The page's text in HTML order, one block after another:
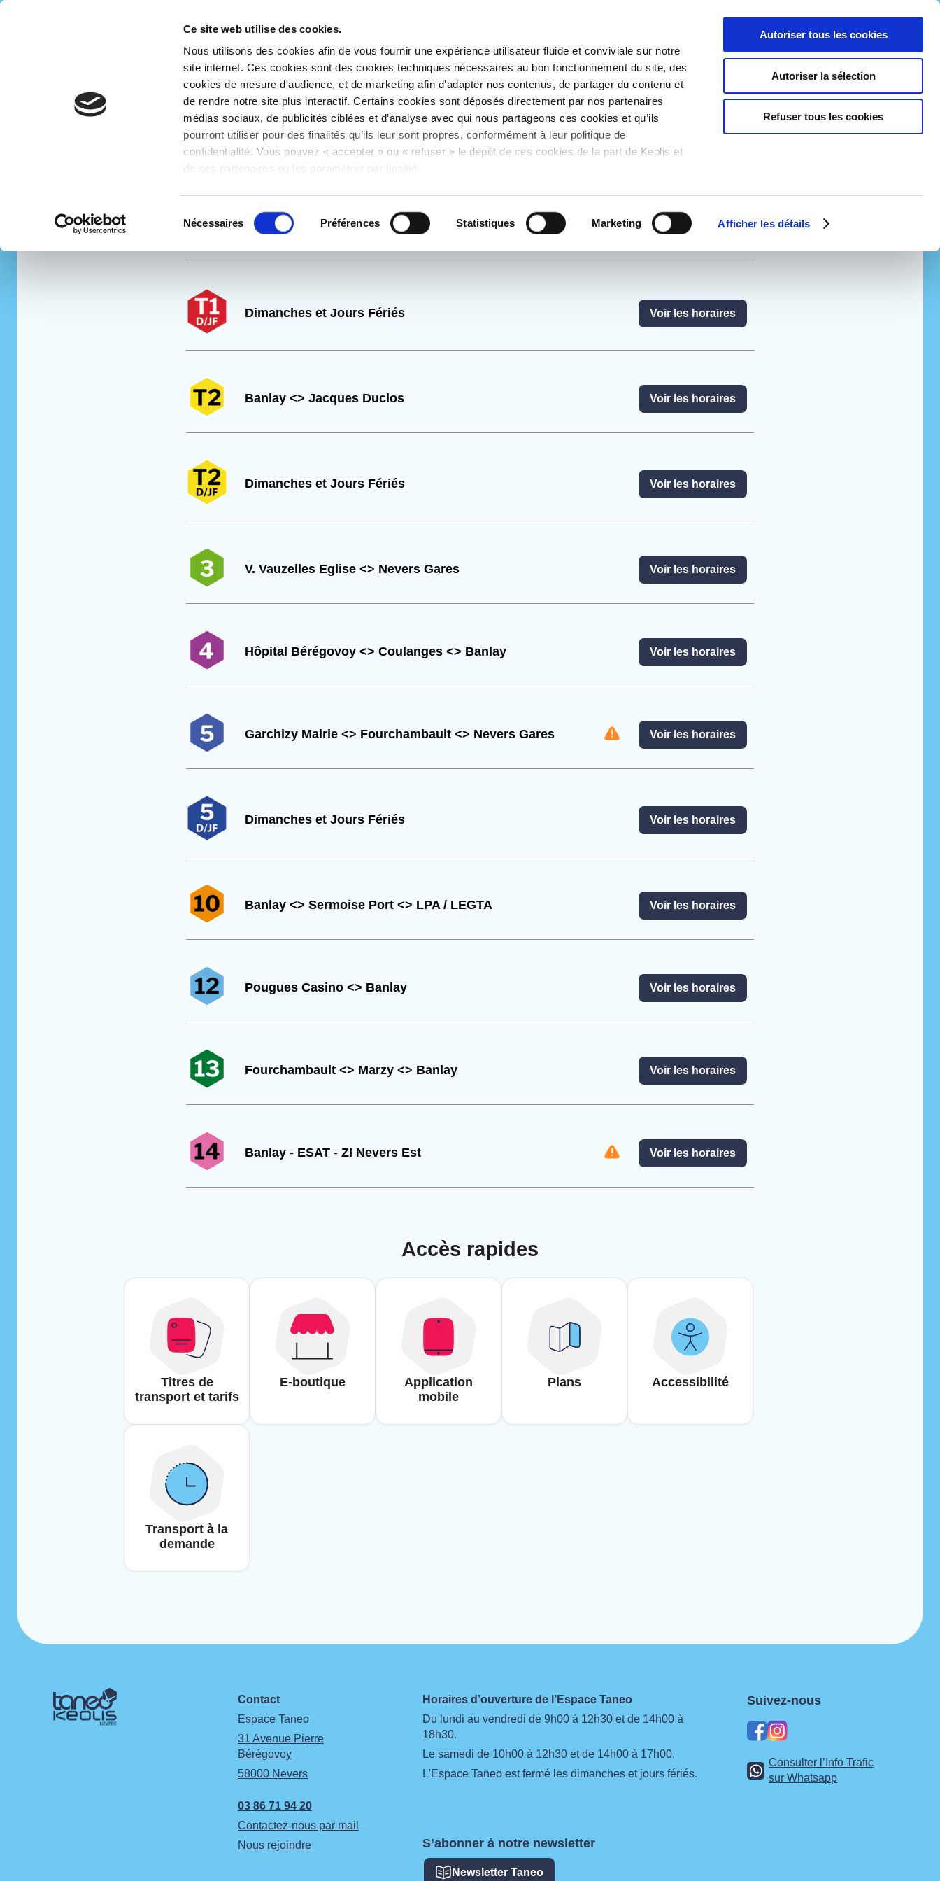
Ce site web utilise des cookies.
Nous utilisons des cookies afin de vous fournir une expérience utilisateur fluide et conviviale sur notre
site internet. Ces cookies sont des cookies techniques nécessaires au bon fonctionnement du site, des
cookies de mesure d'audience, et de marketing afin d’adapter nos contenus, de partager du contenu et
de rendre notre site plus interactif. Certains cookies sont déposés directement par nos partenaires
médias sociaux, de publicités ciblées et d’analyse avec qui nous partageons ces cookies et qu’ils
pourront utiliser pour des finalités qu’ils leur sont propres, conformément à leur politique de
confidentialité. Vous pouvez « accepter » ou « refuser » le dépôt de ces cookies de la part de Keolis et
de ses partenaires ou les paramétrer par finalité.
du
Nécessaires Préférences Statistiques Marketing Afficher les détails
Autoriser tous les cookies
Autoriser la sélection
Refuser tous les cookies
transport à la demande
changent.
Contact E-boutique Menu
Horaires
Horaires de vos lignes Taneo
Lignes
Régulières
Lignes à la
demande
Lignes
Presto
Autres
Services
Mobigo
Alain Colas <> V. Vauzelles Eglise Voir les horaires
Dimanches et Jours Fériés Voir les horaires
Banlay <> Jacques Duclos Voir les horaires
Dimanches et Jours Fériés Voir les horaires
V. Vauzelles Eglise <> Nevers Gares Voir les horaires
Hôpital Bérégovoy <> Coulanges <> Banlay Voir les horaires
Garchizy Mairie <> Fourchambault <> Nevers Gares Voir les horaires
Dimanches et Jours Fériés Voir les horaires
Banlay <> Sermoise Port <> LPA / LEGTA Voir les horaires
Pougues Casino <> Banlay Voir les horaires
Fourchambault <> Marzy <> Banlay Voir les horaires
Banlay - ESAT - ZI Nevers Est Voir les horaires
Accès rapides
Titres de
transport et tarifs
E-boutique
Application
mobile
Plans Accessibilité
Transport à la
demande
Contact
Espace Taneo
31 Avenue Pierre
Bérégovoy
58000 Nevers
03 86 71 94 20
Contactez-nous par mail
Nous rejoindre
Horaires d’ouverture de l’Espace Taneo
Du lundi au vendredi de 9h00 à 12h30 et de 14h00 à
18h30.
Le samedi de 10h00 à 12h30 et de 14h00 à 17h00.
L'Espace Taneo est fermé les dimanches et jours fériés.
S’abonner à notre newsletter
Newsletter Taneo
Suivez-nous
facebookinstagram
Consulter l’Info Trafic
sur Whatsapp